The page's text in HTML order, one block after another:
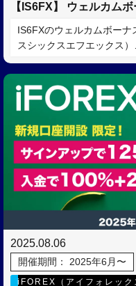
【IS6FX】 ウェルカム
IS6FXのウェルカムボー
スシックスエフエックス）
2025.08.06
開催期間： 2025年6月〜
iFOREX（アイフォレック